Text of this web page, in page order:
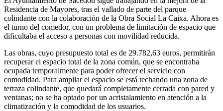
Residencia de Mayores, tras el vallado de parte del parque
colindante con la colaboración de la Obra Social La Caixa. Ahora es
el turno del comedor, con un problema de limitación de espacio que
dificultaba el acceso a personas con movilidad reducida.
Las obras, cuyo presupuesto total es de 29.782,63 euros, permitirán
recuperar el espacio total de la zona común, que se encontraba
ocupada temporalmente para poder ofrecer el servicio con
comodidad. Para ampliar el espacio se está techando una zona de
terraza colindante, que quedará completamente cerrada con pared y
ventanas; no se ha optado por un acristalamiento en atención a la
climatización y la comodidad de los usuarios.